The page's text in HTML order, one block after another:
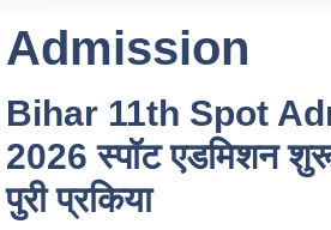
Admission
Bihar 11th Spot
2026 स्पॉट एडमिशन
पुरी प्रकिया